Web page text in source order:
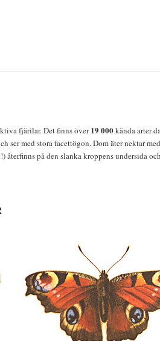
fjärilar. Det finns över19 000kända arter
ser med stora facettögon. Dom äter nektar
på den slanka kroppens undersida